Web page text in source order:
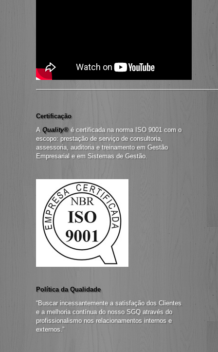
Certificação
A Quality® é certificada na norma ISO 9001 com o
escopo: prestação de serviço de consultoria,
assessoria, auditoria e treinamento em Gestão
Empresarial e em Sistemas de Gestão.
Política da Qualidade
“Buscar incessantemente a satisfação dos Clientes
e a melhoria contínua do nosso SGQ através do
profissionalismo nos relacionamentos internos e
externos.”